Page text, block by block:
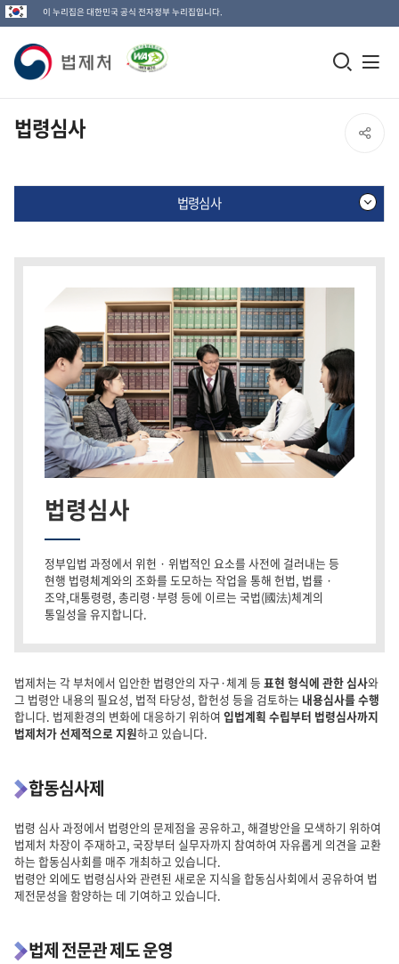
이 누리집은 대한민국 공식 전자정부 누리집입니다.
법
제
처
고
모
법령심사 SNS
유
법령심사
법령심사
정부입법 과정에서 위헌 · 위법적인 요소를 사전에 걸러내는 등
현행 법령체계와의 조화를 도모하는 작업을 통해 헌법, 법률 ·
조약,대통령령, 총리령·부령 등에 이르는 국법(國法)체계의
통일성을 유지합니다.
법제처는 각 부처에서 입안한 법령안의 자구·체계 등 표현 형식에 관한 심사와
그 법령안 내용의 필요성, 법적 타당성, 합헌성 등을 검토하는 내용심사를 수행
합니다. 법제환경의 변화에 대응하기 위하여 입법계획 수립부터 법령심사까지
법제처가 선제적으로 지원하고 있습니다.
합동심사제
법령 심사 과정에서 법령안의 문제점을 공유하고, 해결방안을 모색하기 위하여
법제처 차장이 주재하고, 국장부터 실무자까지 참여하여 자유롭게 의견을 교환
하는 합동심사회를 매주 개최하고 있습니다.
법령안 외에도 법령심사와 관련된 새로운 지식을 합동심사회에서 공유하여 법
제전문성을 함양하는 데 기여하고 있습니다.
법제 전문관 제도 운영